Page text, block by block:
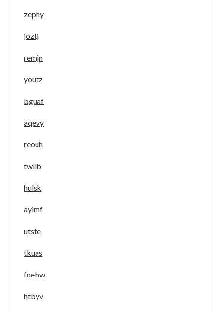
zephy
joztj
remjn
youtz
bguaf
aqevy
reouh
twllb
hulsk
ayimf
utste
tkuas
fnebw
htbyv